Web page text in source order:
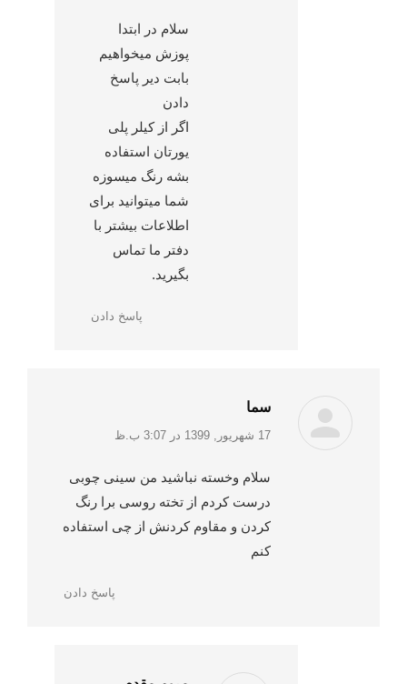
سلام در ابتدا
پوزش میخواهیم
بابت دیر پاسخ
دادن
اگر از کیلر پلی
یورتان استفاده
بشه رنگ میسوزه
شما میتوانید برای
اطلاعات بیشتر با
دفتر ما تماس
بگیرید.
پاسخ دادن
سما
:17 شهریور, 1399 در 3:07 ب.ظ
سلام وخسته نباشید من سینی چوبی
درست کردم از تخته روسی برا رنگ
کردن و مقاوم کردنش از چی استفاده
کنم
پاسخ دادن